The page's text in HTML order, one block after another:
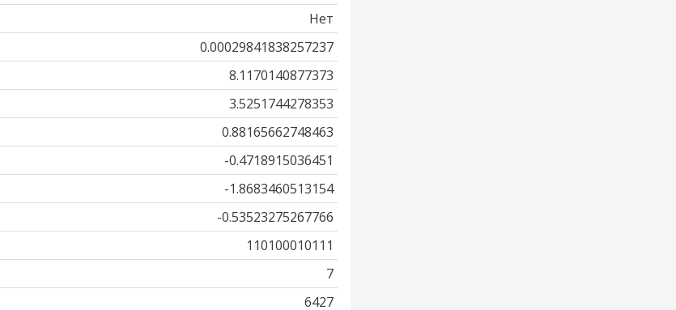
Нет
0.00029841838257237
8.1170140877373
3.5251744278353
0.88165662748463
-0.4718915036451
-1.8683460513154
-0.53523275267766
110100010111
7
6427